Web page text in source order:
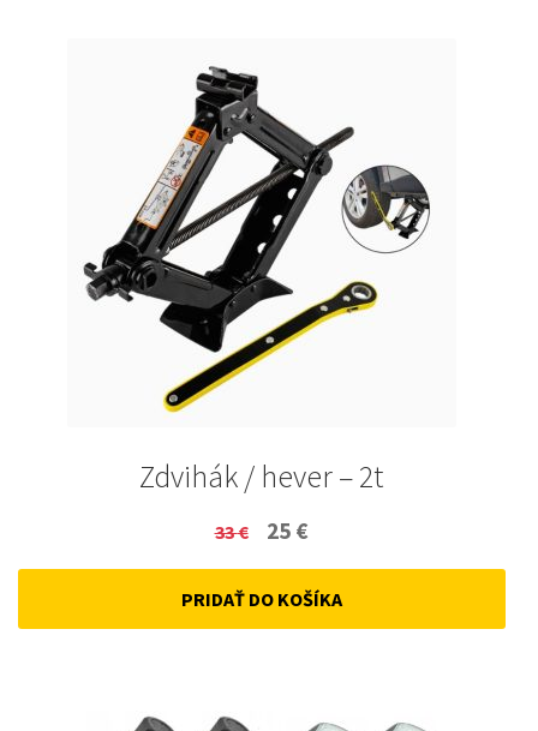
Zdvihák / hever – 2t
33€
Original
price
was:
25 €
price
is:
PRIDAŤ DO KOŠÍKA